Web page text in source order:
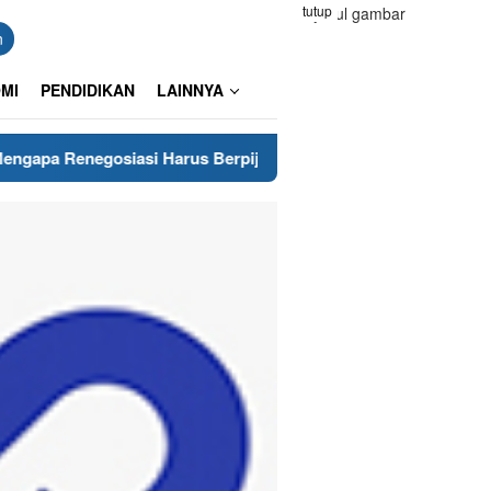
tutup
PENDIDIKAN LAINNYA
Harus Berpijak pada Keberanian Hukum?